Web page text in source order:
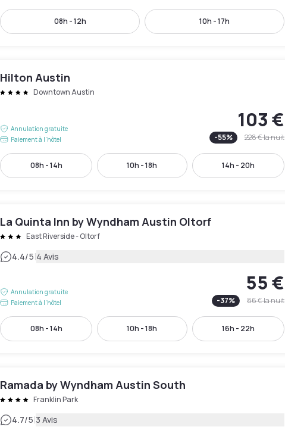
08h - 12h 10h - 17h
Hilton Austin
Downtown Austin
Annulation gratuite
Paiement à l'hôtel
103 €
-55% 228 €la nuit
08h - 14h 10h - 18h 14h - 20h
La Quinta Inn by Wyndham Austin Oltorf
East Riverside - Oltorf
4.4/5|4 Avis
Annulation gratuite
Paiement à l'hôtel
55 €
-37% 86 €la nuit
08h - 14h 10h - 18h 16h - 22h
Ramada by Wyndham Austin South
Franklin Park
4.7/5|3 Avis